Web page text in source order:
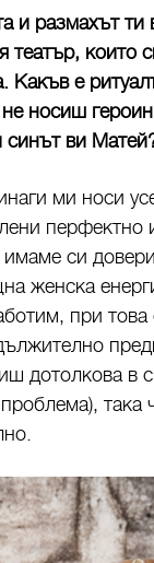
и размахът ти
които
Какъв е
носиш
синът ви
ми носи
перфектно
си
женска
при това
дотолкова в
така